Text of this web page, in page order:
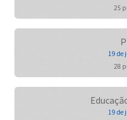
25
19 de
28
19 de